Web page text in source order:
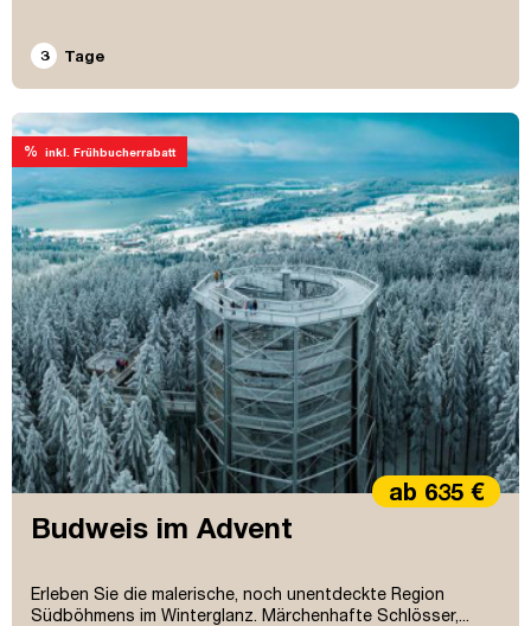
3 Tage
% inkl. Frühbucherrabatt
Budweis im Advent
Erleben Sie die malerische, noch unentdeckte Region
Südböhmens im Winterglanz. Märchenhafte Schlösser,...
ab 635 €